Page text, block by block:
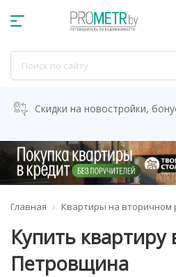
Скидки на новостройки,
Главная Квартиры на вторичном
Купить квартиру
Петровщина